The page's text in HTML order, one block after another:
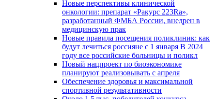
Новые перспективы клинической
онкологии: препарат «Ракурс 223Ra»,
разработанный ФМБА России, внедрен в
медицинскую прак
Новые правила посещения поликлиник: как
будут лечиться россияне с 1 января В 2024
году все российские больницы и поликл
Новый нацпроект по биоэкономике
планируют реализовывать с апреля
Обеспечение здоровья и максимальной
спортивной результативности